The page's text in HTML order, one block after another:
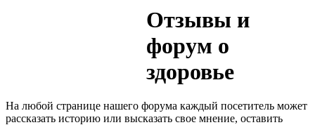
Отзывы и
форум о
здоровье
На любой странице нашего форума каждый посетитель может
рассказать историю или высказать свое мнение, оставить